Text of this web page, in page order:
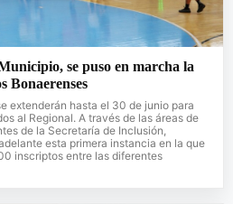
se puso en marcha la
Bonaerenses
extenderán hasta el 30 de junio para
al Regional. A través de las áreas de
de la Secretaría de Inclusión,
esta primera instancia en la que
inscriptos entre las diferentes